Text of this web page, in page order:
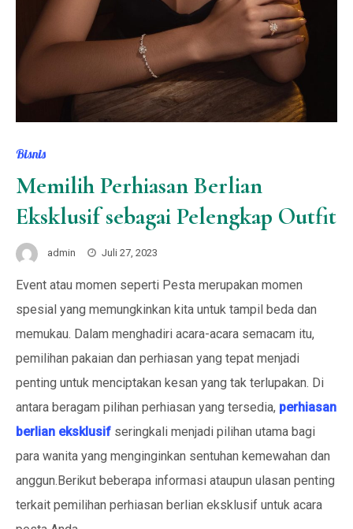
Bisnis
Memilih Perhiasan Berlian
Eksklusif sebagai Pelengkap Outfit
admin Juli 27, 2023
Event atau momen seperti Pesta merupakan momen
spesial yang memungkinkan kita untuk tampil beda dan
memukau. Dalam menghadiri acara-acara semacam itu,
pemilihan pakaian dan perhiasan yang tepat menjadi
penting untuk menciptakan kesan yang tak terlupakan. Di
antara beragam pilihan perhiasan yang tersedia, perhiasan
berlian eksklusif seringkali menjadi pilihan utama bagi
para wanita yang menginginkan sentuhan kemewahan dan
anggun.Berikut beberapa informasi ataupun ulasan penting
terkait pemilihan perhiasan berlian eksklusif untuk acara